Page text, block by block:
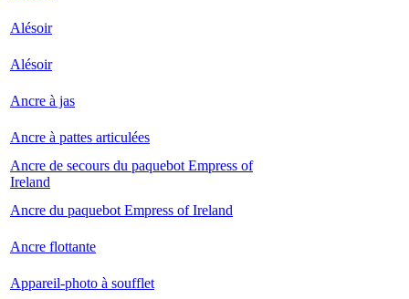
Alésoir
Alésoir
Ancre à jas
Ancre à pattes articulées
Ancre de secours du paquebot Empress of
Ireland
Ancre du paquebot Empress of Ireland
Ancre flottante
Appareil-photo à soufflet